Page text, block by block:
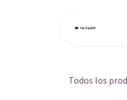
Todos los